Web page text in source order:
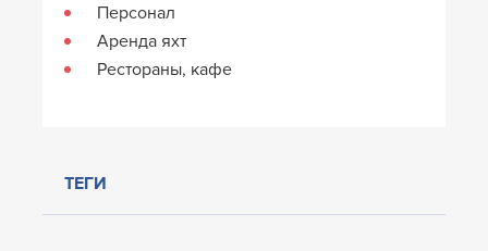
Персонал
Аренда яхт
Рестораны, кафе
ТЕГИ